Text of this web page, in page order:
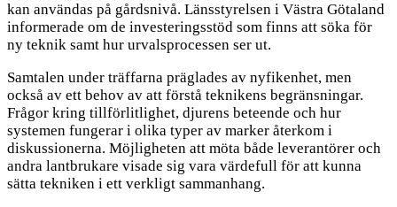
kan användas på gårdsnivå. Länsstyrelsen i Västra Götaland
informerade om de investeringsstöd som finns att söka för
ny teknik samt hur urvalsprocessen ser ut.
Samtalen under träffarna präglades av nyfikenhet, men
också av ett behov av att förstå teknikens begränsningar.
Frågor kring tillförlitlighet, djurens beteende och hur
systemen fungerar i olika typer av marker återkom i
diskussionerna. Möjligheten att möta både leverantörer och
andra lantbrukare visade sig vara värdefull för att kunna
sätta tekniken i ett verkligt sammanhang.